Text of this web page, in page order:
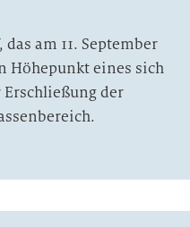
am 11. September
Höhepunkt eines sich
der